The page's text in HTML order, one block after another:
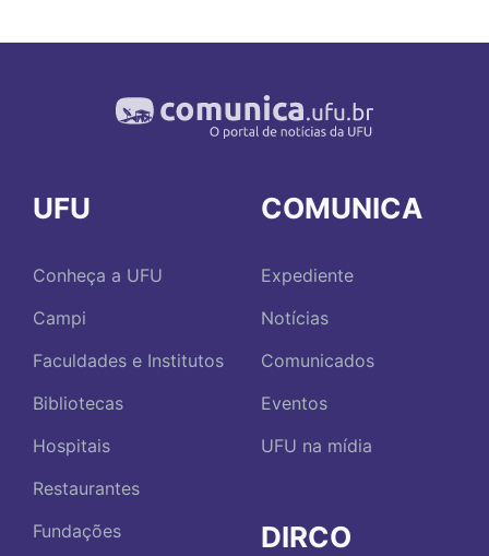
UFU
Conheça a UFU
Campi
Faculdades e Institutos
Bibliotecas
Hospitais
Restaurantes
Fundações
COMUNICA
Expediente
Notícias
Comunicados
Eventos
UFU na mídia
DIRCO